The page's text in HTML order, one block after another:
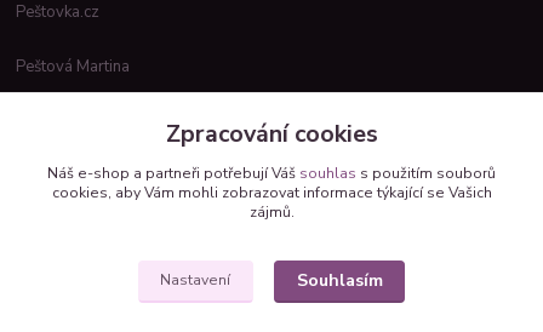
Peštovka.cz
Peštová Martina
Upravit sběr cookies.
Zpracování cookies
Náš e-shop a partneři potřebují Váš souhlas s použitím souborů
cookies, aby Vám mohli zobrazovat informace týkající se Vašich
zájmů.
Nastavení Souhlasím